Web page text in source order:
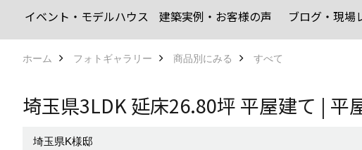
イベント・モデルハウス 建築実例・お客様の声 ブログ・現場
ホーム フォトギャラリー 商品別にみる すべて
埼玉県3LDK 延床26.80坪 平屋建て | 平
埼玉県K様邸